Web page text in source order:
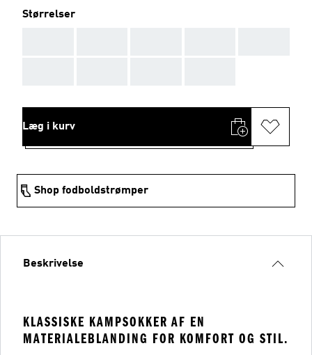
Størrelser
Læg i kurv
Shop fodboldstrømper
Beskrivelse
KLASSISKE KAMPSOKKER AF EN
MATERIALEBLANDING FOR KOMFORT OG STIL.